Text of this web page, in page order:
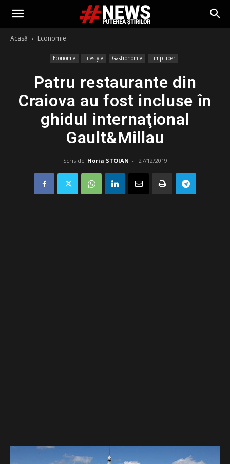
Acasă Economie
Economie Lifestyle Gastronomie Timp liber
Patru restaurante din
Craiova au fost incluse în
ghidul internaţional
Gault&Millau
Scris de Horia STOIAN - 27/12/2019